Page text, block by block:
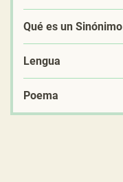
Qué es un Sinónimo
Lengua
Poema